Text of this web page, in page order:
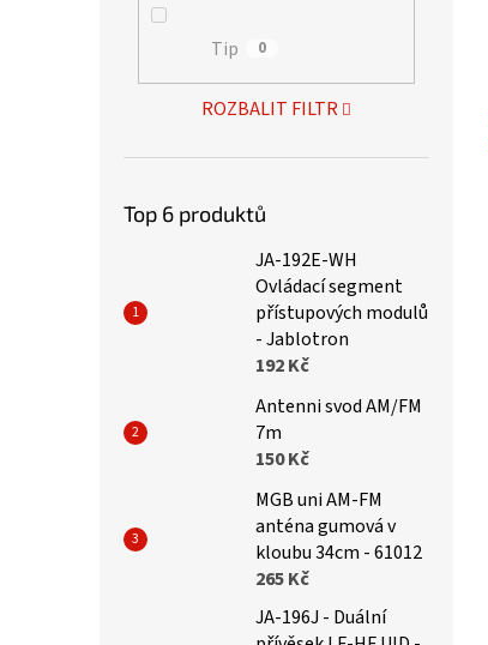
Tip 0
ROZBALIT FILTR
Top 6 produktů
JA-192E-WH
Ovládací segment
přístupových modulů
- Jablotron
192 Kč
Antenni svod AM/FM
7m
150 Kč
MGB uni AM-FM
anténa gumová v
kloubu 34cm - 61012
265 Kč
JA-196J - Duální